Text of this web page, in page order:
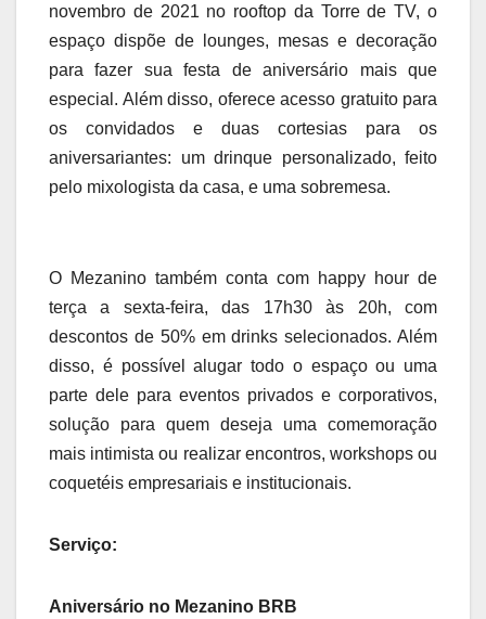
novembro de 2021 no rooftop da Torre de TV, o
espaço dispõe de lounges, mesas e decoração
para fazer sua festa de aniversário mais que
especial. Além disso, oferece acesso gratuito para
os convidados e duas cortesias para os
aniversariantes: um drinque personalizado, feito
pelo mixologista da casa, e uma sobremesa.
O Mezanino também conta com happy hour de
terça a sexta-feira, das 17h30 às 20h, com
descontos de 50% em drinks selecionados. Além
disso, é possível alugar todo o espaço ou uma
parte dele para eventos privados e corporativos,
solução para quem deseja uma comemoração
mais intimista ou realizar encontros, workshops ou
coquetéis empresariais e institucionais.
Serviço:
Aniversário no Mezanino BRB